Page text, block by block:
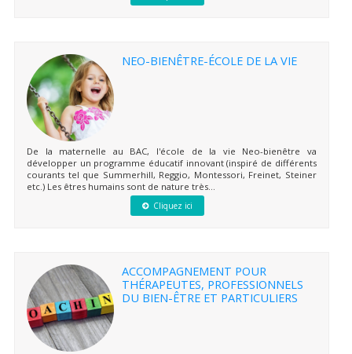
NEO-BIENÊTRE-ÉCOLE DE LA VIE
De la maternelle au BAC, l'école de la vie Neo-bienêtre va
développer un programme éducatif innovant (inspiré de différents
courants tel que Summerhill, Reggio, Montessori, Freinet, Steiner
etc.) Les êtres humains sont de nature très...
Cliquez ici
ACCOMPAGNEMENT POUR
THÉRAPEUTES, PROFESSIONNELS
DU BIEN-ÊTRE ET PARTICULIERS